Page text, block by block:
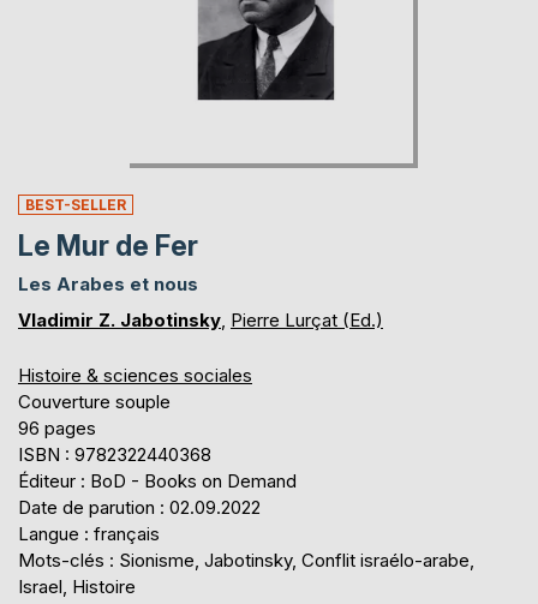
BEST-SELLER
Le Mur de Fer
Les Arabes et nous
Vladimir Z. Jabotinsky Pierre Lurçat (Ed.)
Histoire & sciences sociales
Couverture souple
96 pages
ISBN : 9782322440368
Éditeur : BoD - Books on Demand
Date de parution : 02.09.2022
Langue : français
Mots-clés : Sionisme, Jabotinsky, Conflit israélo-arabe,
Israel, Histoire